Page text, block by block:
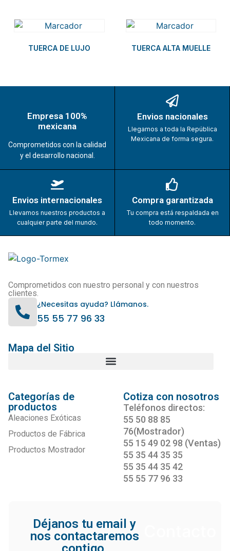
TUERCA DE LUJO TUERCA ALTA MUELLE
Empresa 100%
mexicana
Comprometidos con la calidad
y el desarrollo nacional.
Envios nacionales
Llegamos a toda la República
Mexicana de forma segura.
Envios internacionales
Llevamos nuestros productos a
cualquier parte del mundo.
Compra garantizada
Tu compra está respaldada en
todo momento.
Comprometidos con nuestro personal y con nuestros
clientes.
¿Necesitas ayuda? Llámanos.
55 55 77 96 33
Mapa del Sitio
Categorías de
productos
Aleaciones Exóticas
Productos de Fábrica
Productos Mostrador
Cotiza con nosotros
Teléfonos directos:
55 50 88 85
76(Mostrador)
55 15 49 02 98 (Ventas)
55 35 44 35 35
55 35 44 35 42
55 55 77 96 33
Déjanos tu email y
nos contactaremos